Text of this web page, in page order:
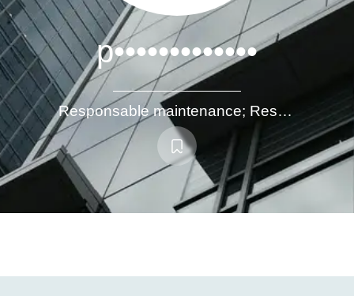
p•••••••••••••
Responsable maintenance; Responsable technique, ingénieur projets - méthodes